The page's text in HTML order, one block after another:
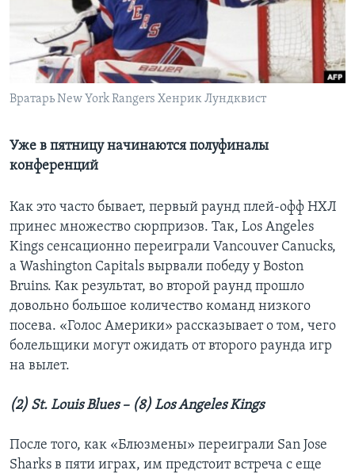
Learning English
СОЦИАЛЬНЫЕ СЕТИ
Языки
Вратарь New York Rangers Хенрик Лундквист
Уже в пятницу начинаются полуфиналы
конференций
Как это часто бывает, первый раунд плей-офф НХЛ
принес множество сюрпризов. Так, Los Angeles
Kings сенсационно переиграли Vancouver Canucks,
a Washington Capitals вырвали победу у Boston
Bruins. Как результат, во второй раунд прошло
довольно большое количество команд низкого
посева. «Голос Америки» рассказывает о том, чего
болельщики могут ожидать от второго раунда игр
на вылет.
(2) St. Louis Blues – (8) Los Angeles Kings
После того, как «Блюзмены» переиграли San Jose
Sharks в пяти играх, им предстоит встреча с еще